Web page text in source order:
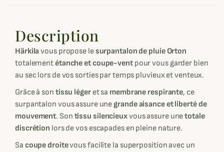
Description
Härkila vous propose lesurpantalon de pluie Orton
totalementétanche et coupe-ventpour vous garder bien
au sec lors de vos sorties par temps pluvieux et venteux.
Grâce à son tissu légeret sa membrane respirante, ce
surpantalon vous assure unegrande aisance et liberté de
mouvement. Son tissu silencieuxvous assure unetotale
discrétion lors de vos escapades en pleine nature.
Sa coupe droitevous facilite la superposition avec un